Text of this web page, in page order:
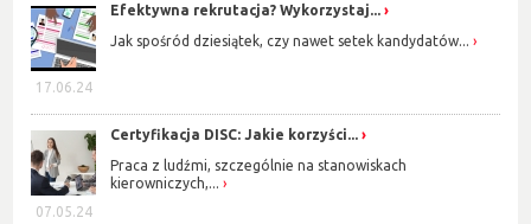
17.06.24
Efektywna rekrutacja? Wykorzystaj...
Jak spośród dziesiątek, czy nawet setek kandydatów...
07.05.24
Certyfikacja DISC: Jakie korzyści...
Praca z ludźmi, szczególnie na stanowiskach
kierowniczych,...